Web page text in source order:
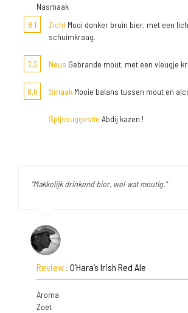
Nasmaak
8,1
Zicht Mooi donker bruin bier, met een
schuimkraag.
7,3 Neus Gebrande mout, met een vleugje
8,0 Smaak Mooie balans tussen mout en
Spijssuggestie Abdij kazen !
"Makkelijk drinkend bier, wel wat moutig."
Review : O’Hara’s Irish Red Ale
Aroma
Zoet